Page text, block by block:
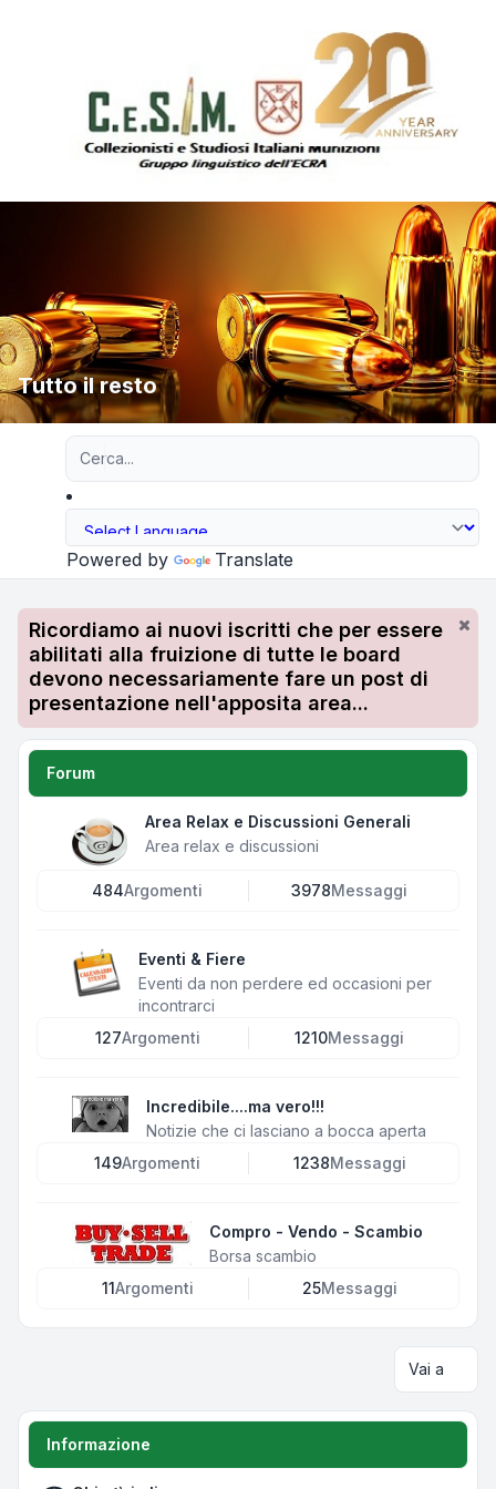
Tutto il resto
Powered by Translate
Ricordiamo ai nuovi iscritti che per essere
abilitati alla fruizione di tutte le board
devono necessariamente fare un post di
presentazione nell'apposita area...
Forum
Area Relax e Discussioni Generali
Area relax e discussioni
484Argomenti 3978Messaggi
Eventi & Fiere
Eventi da non perdere ed occasioni per
incontrarci
127Argomenti 1210Messaggi
Incredibile....ma vero!!!
Notizie che ci lasciano a bocca aperta
149Argomenti 1238Messaggi
Compro - Vendo - Scambio
Borsa scambio
11Argomenti 25Messaggi
Vai a
Informazione